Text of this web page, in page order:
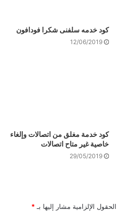
كود خدمه سلفنى شكرا فودافون
12/06/2019
كود خدمة مغلق من اتصالات وإلغاء
خاصية غير متاح اتصالات
29/05/2019
الحقول الإلزامية مشار إليها بـ *